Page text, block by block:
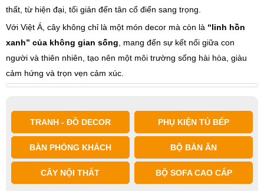
thất, từ hiện đại, tối giản đến tân cổ điển sang trọng.
Với Việt Á, cây không chỉ là một món decor mà còn là “linh hồn
xanh” của không gian sống , mang đến sự kết nối giữa con
người và thiên nhiên, tạo nên một môi trường sống hài hòa, giàu
cảm hứng và trọn vẹn cảm xúc.
TRANH - ĐỒ DECOR PHỤ KIỆN TỦ BẾP
BÀN PHÒNG KHÁCH BỘ BÀN ĂN
CÂY NỘI THẤT BỘ SOFA CAO CẤP